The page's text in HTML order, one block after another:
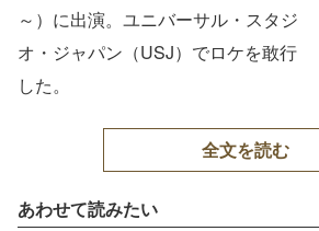
～）に出演。ユニバーサル・スタジ
オ・ジャパン（USJ）でロケを敢行
した。
全文を読む
あわせて読みたい